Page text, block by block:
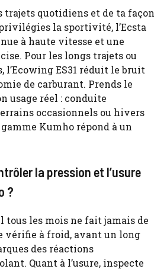
trajets quotidiens et de ta façon
la sportivité, l’Ecsta
à haute vitesse et une
Pour les longs trajets ou
ES31 réduit le bruit
de carburant. Prends le
usage réel : conduite
occasionnels ou hivers
Kumho répond à un
la pression et l’usure
?
tous les mois ne fait jamais de
vérifie à froid, avant un long
des réactions
Quant à l’usure, inspecte